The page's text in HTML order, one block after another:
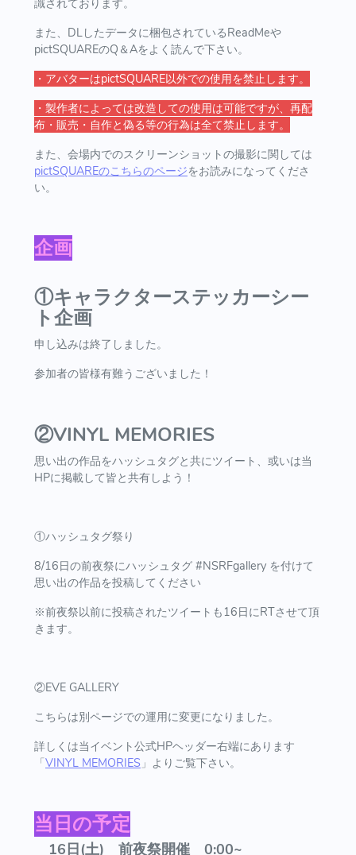
また、DLしたデータに梱包されているReadMeや
pictSQUAREのQ＆Aをよく読んで下さい。
・アバターはpictSQUARE以外での使用を禁止します。
・製作者によっては改造しての使用は可能ですが、再配
布・販売・自作と偽る等の行為は全て禁止します。
​また、会場内でのスクリーンショットの撮影に関しては
pictSQUAREのこちらのページをお読みになってくださ
い。
企画
①キャラクターステッカーシー
ト企画
申し込みは終了しました。
参加者の皆様有難うございました！
②VINYL MEMORIES
​​思い出の作品を​ハッシュタグと共にツイート、或いは当
HPに掲載して皆と共有しよう！
①​​ハッシュタグ祭り
8/16日の前夜祭にハッシュタグ #NSRFgallery を付けて
思い出の作品を投稿してください
※前夜祭以前に投稿されたツイートも16日にRTさせて頂
きます。
②EVE GALLERY
こちらは別ページでの運用に変更になりました。
詳しくは当イベント公式HPヘッダー右端にあります
「VINYL MEMORIES 」よりご覧下さい。
当日の予定
16日(土) 前夜祭開催 0:00~